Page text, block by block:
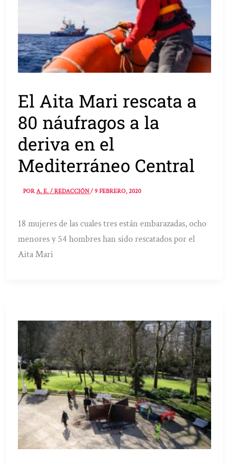
El Aita Mari rescata a
80 náufragos a la
deriva en el
Mediterráneo Central
PORA. E. / REDACCIÓN/9 FEBRERO, 2020
18 mujeres de las cuales tres están embarazadas, ocho
menores y 54 hombres han sido rescatados por el
Aita Mari